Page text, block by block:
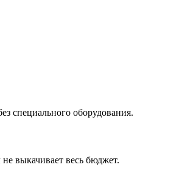
специального оборудования.
выкачивает весь бюджет.